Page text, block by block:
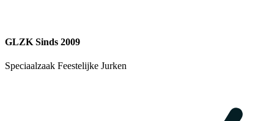
GLZK Sinds 2009
Speciaalzaak Feestelijke Jurken